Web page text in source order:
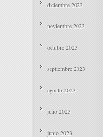
diciembre 2023
noviembre 2023
octubre 2023
septiembre 2023
agosto 2023
julio 2023
junio 2023